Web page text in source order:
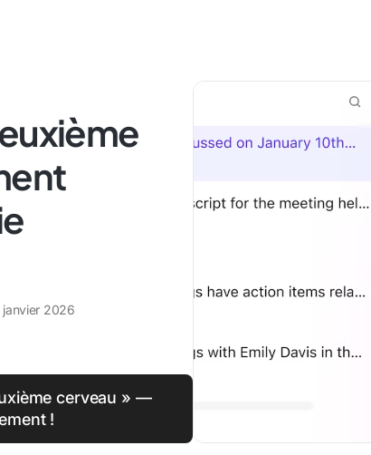
janvier 2026
cerveau » —
!